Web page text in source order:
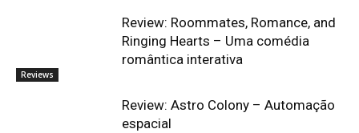
Reviews
Review: Roommates, Romance, and
Ringing Hearts – Uma comédia
romântica interativa
Review: Astro Colony – Automação
espacial